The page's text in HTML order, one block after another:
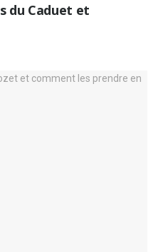
du Caduet et